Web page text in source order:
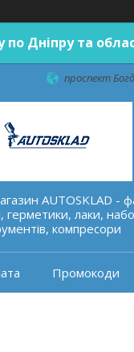
Дніпру та
проспект
AUTOSKLAD -
герметики, лаки,
компресори
Промокоди